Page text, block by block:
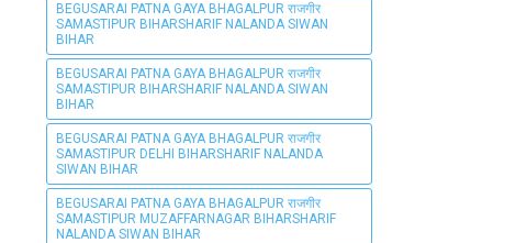
BEGUSARAI PATNA GAYA BHAGALPUR राजगीर
SAMASTIPUR BIHARSHARIF NALANDA SIWAN
BIHAR
BEGUSARAI PATNA GAYA BHAGALPUR राजगीर
SAMASTIPUR BIHARSHARIF NALANDA SIWAN
BIHAR
BEGUSARAI PATNA GAYA BHAGALPUR राजगीर
SAMASTIPUR DELHI BIHARSHARIF NALANDA
SIWAN BIHAR
BEGUSARAI PATNA GAYA BHAGALPUR राजगीर
SAMASTIPUR MUZAFFARNAGAR BIHARSHARIF
NALANDA SIWAN BIHAR